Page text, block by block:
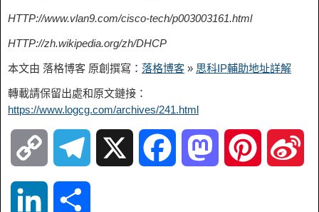
HTTP://www.vlan9.com/cisco-tech/p003003161.html
HTTP://zh.wikipedia.org/zh/DHCP
本文由 落格博客 原創撰寫： 落格博客 » 思科IP輔助地址詳解
轉載請保留出處和原文鏈接：
https://www.logcg.com/archives/241.html
o